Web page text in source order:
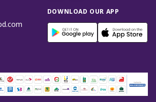
DOWNLOAD OUR APP